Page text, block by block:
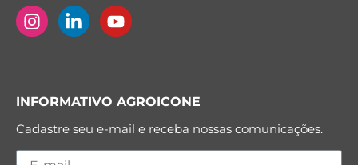
INFORMATIVO AGROICONE
Cadastre seu e-mail e receba nossas comunicações.